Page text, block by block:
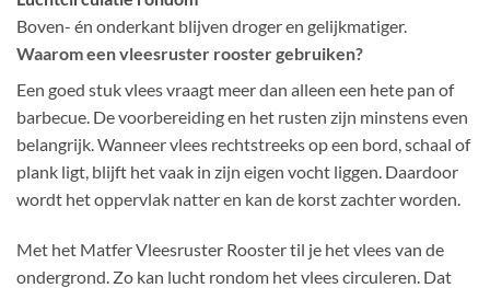
Boven- én onderkant blijven droger en gelijkmatiger.
Waarom een vleesruster rooster gebruiken?
Een goed stuk vlees vraagt meer dan alleen een hete pan of
barbecue. De voorbereiding en het rusten zijn minstens even
belangrijk. Wanneer vlees rechtstreeks op een bord, schaal of
plank ligt, blijft het vaak in zijn eigen vocht liggen. Daardoor
wordt het oppervlak natter en kan de korst zachter worden.
Met het Matfer Vleesruster Rooster til je het vlees van de
ondergrond. Zo kan lucht rondom het vlees circuleren. Dat